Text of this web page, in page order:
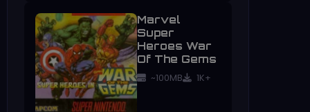
Marvel
Super
Heroes War
Of The Gems
~100MB 1K+